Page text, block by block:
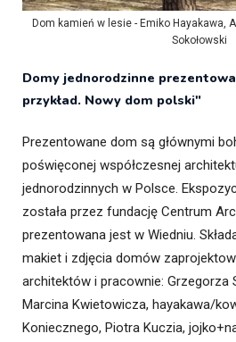
Dom kamień w lesie - Emiko Hayakawa,
Sokołowski
Domy jednorodzinne
przykład. Nowy dom polski"
Prezentowane dom są głównymi
poświęconej współczesnej
jednorodzinnych w Polsce.
została przez fundację Centrum
prezentowana jest w Wiedniu.
makiet i zdjęcia domów
architektów i pracownie: Grzegorza
Marcina Kwietowicza, hayakawa/
Koniecznego, Piotra Kuczia,